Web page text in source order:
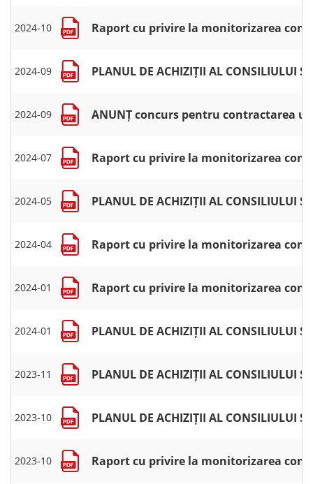
2024-10 Raport cu privire la monitorizarea
2024-09 PLANUL DE ACHIZIȚII AL CONSILIULUI
2024-09 ANUNȚ concurs pentru contractarea
2024-07 Raport cu privire la monitorizarea
2024-05 PLANUL DE ACHIZIȚII AL CONSILIULUI
2024-04 Raport cu privire la monitorizarea
2024-01 Raport cu privire la monitorizarea
2024-01 PLANUL DE ACHIZIȚII AL CONSILIULUI
2023-11 PLANUL DE ACHIZIȚII AL CONSILIULUI
2023-10 PLANUL DE ACHIZIȚII AL CONSILIULUI
2023-10 Raport cu privire la monitorizarea